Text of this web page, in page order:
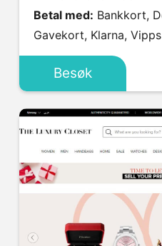
Betal med:
Gavekort, Klarna, Vipps
Besøk